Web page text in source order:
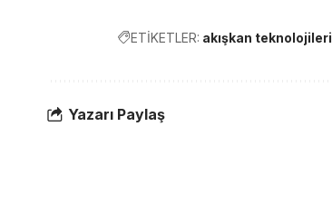
ETİKETLER: akışkan teknolojileri
Yazarı Paylaş